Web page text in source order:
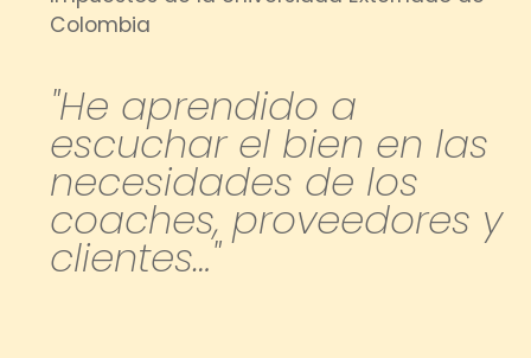
Colombia
"He aprendido a
escuchar el bien en las
necesidades de los
coaches, proveedores y
clientes…"